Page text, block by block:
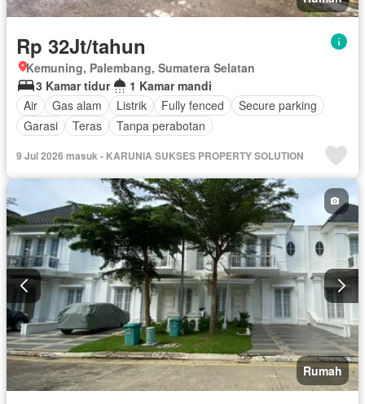
Rp 32Jt/tahun
Kemuning, Palembang, Sumatera Selatan
3 Kamar tidur
1 Kamar mandi
Air
Gas alam Listrik Fully fenced
Secure parking
Garasi
Teras Tanpa perabotan
9 Jul 2026 masuk - KARUNIA SUKSES PROPERTY SOLUTION
Rumah